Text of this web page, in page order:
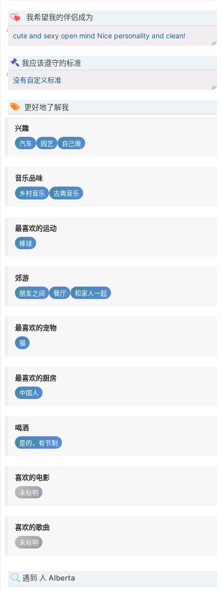
我希望我的伴侣成为
cute and sexy open mind Nice personality and clean!
我应该遵守的标准
没有自定义标准
更好地了解我
兴趣
汽车 园艺 自己做
音乐品味
乡村音乐 古典音乐
最喜欢的运动
棒球
郊游
朋友之间 餐厅 和家人一起
最喜欢的宠物
猫
最喜欢的厨房
中国人
喝酒
是的，有节制
喜欢的电影
未标明
喜欢的歌曲
未标明
遇到 人 Alberta